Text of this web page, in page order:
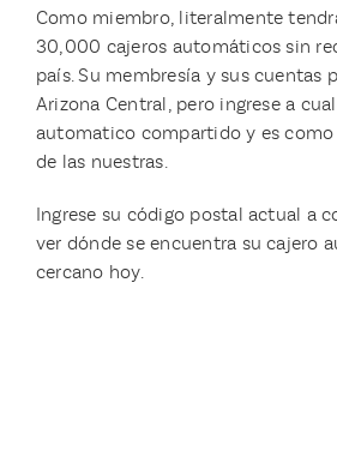
Como miembro, literalmente
30,000 cajeros automáticos sin
país. Su membresía y sus cuentas
Arizona Central, pero ingrese a
automatico compartido y es como
de las nuestras.
Ingrese su código postal actual a
ver dónde se encuentra su cajero
cercano hoy.